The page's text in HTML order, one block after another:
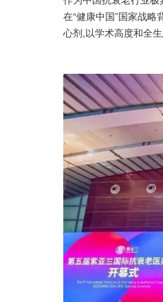
在“健康中国”国家战
心剂,以学术高度和全